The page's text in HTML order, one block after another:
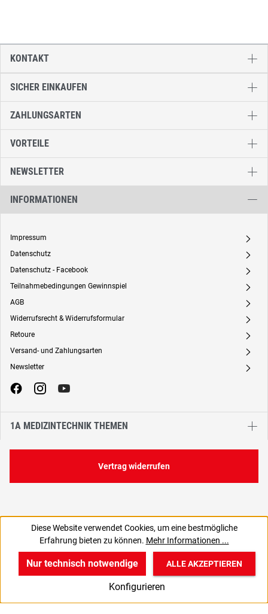
182,13 €
SICHER EINKAUFEN
ZAHLUNGSARTEN
VORTEILE
NEWSLETTER
INFORMATIONEN
Impressum A
Datenschutz A
Datenschutz - Facebook A
Teilnahmebedingungen Gewinnspiel A
AGB A
Widerrufsrecht & Widerrufsformular A
Retoure A
Versand- und Zahlungsarten A
Newsletter A
1A MEDIZINTECHNIK THEMEN
KONTAKT
Vertrag widerrufen
Diese Website verwendet Cookies, um eine bestmögliche
Erfahrung bieten zu können. Mehr Informationen ...
Nur technisch notwendige
Konfigurieren
ALLE AKZEPTIEREN
v
Produkte
B